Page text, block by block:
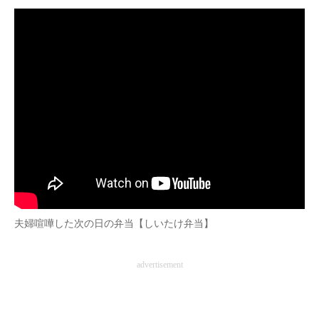
マーケ×ITの今がよく分かる
ITエンジニア向け専門サイト
夫婦喧嘩した次の日の弁当【しいたけ弁当】
advertisement